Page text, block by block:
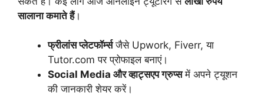
सालाना कमाते हैं।
फ्रीलांस प्लेटफॉर्म्सजैसे Upwork, Fiverr, या
Tutor.com पर प्रोफाइल बनाएं।
Social Media और व्हाट्सएप ग्रुप्समें अपने ट्यूशन
की जानकारी शेयर करें।